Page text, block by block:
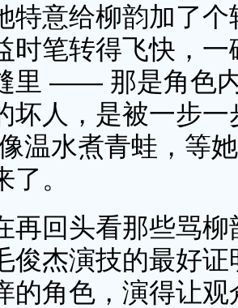
特意给柳韵加了
时笔转得飞快，
里 —— 那是角色
坏人，是被一步
温水煮青蛙，等
。
回头看那些骂柳
俊杰演技的最好
的角色，演得让观